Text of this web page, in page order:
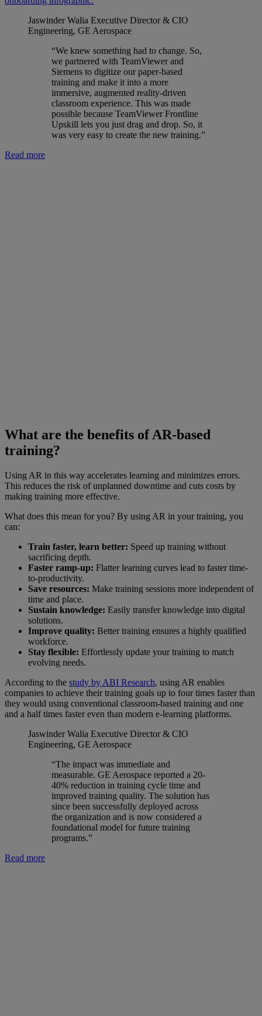
Jaswinder Walia Executive Director & CIO
Engineering, GE Aerospace
“We knew something had to change. So,
we partnered with TeamViewer and
Siemens to digitize our paper-based
training and make it into a more
immersive, augmented reality-driven
classroom experience. This was made
possible because TeamViewer Frontline
Upskill lets you just drag and drop. So, it
was very easy to create the new training.”
Read more
What are the benefits of AR-based
training?
Using AR in this way accelerates learning and minimizes errors.
This reduces the risk of unplanned downtime and cuts costs by
making training more effective.
What does this mean for you? By using AR in your training, you
can:
Train faster, learn better: Speed up training without
sacrificing depth.
Faster ramp-up: Flatter learning curves lead to faster time-
to-productivity.
Save resources: Make training sessions more independent of
time and place.
Sustain knowledge: Easily transfer knowledge into digital
solutions.
Improve quality: Better training ensures a highly qualified
workforce.
Stay flexible: Effortlessly update your training to match
evolving needs.
According to the study by ABI Research, using AR enables
companies to achieve their training goals up to four times faster than
they would using conventional classroom-based training and one
and a half times faster even than modern e-learning platforms.
Jaswinder Walia Executive Director & CIO
Engineering, GE Aerospace
“The impact was immediate and
measurable. GE Aerospace reported a 20-
40% reduction in training cycle time and
improved training quality. The solution has
since been successfully deployed across
the organization and is now considered a
foundational model for future training
programs.”
Read more